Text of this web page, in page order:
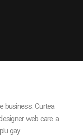
business. Curtea
web care a
gay